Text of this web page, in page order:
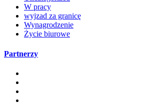
W pracy
wyjzad za granicę
Wynagrodzenie
Życie biurowe
Partnerzy